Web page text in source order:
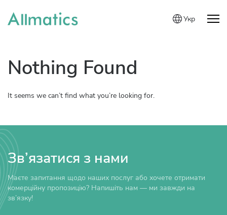
Укр
Nothing Found
It seems we can’t find what you’re looking for.
Зв’язатися з нами
Маєте запитання щодо наших послуг або хочете отримати
комерційну пропозицію? Напишіть нам — ми завжди на
зв’язку!